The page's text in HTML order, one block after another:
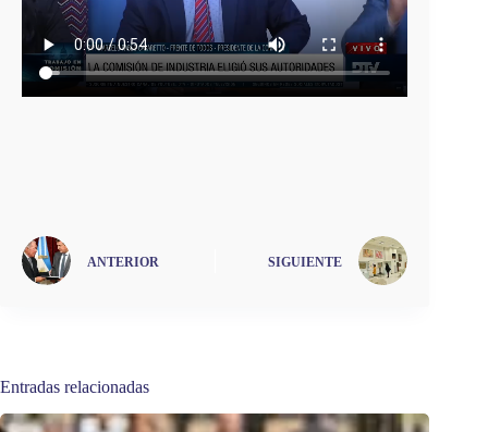
ANTERIOR SIGUIENTE
Entradas relacionadas